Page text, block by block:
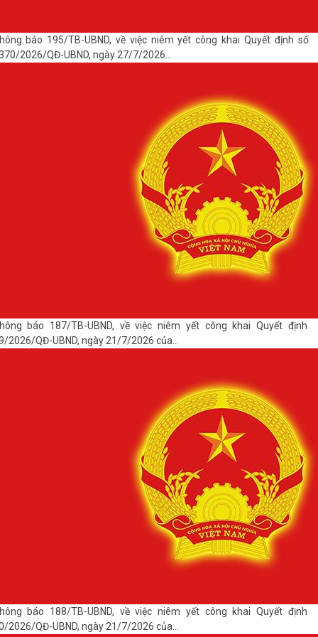
báo 195/TB-UBND, về việc niêm yết công khai Quyết định số
2026/QĐ-UBND, ngày 27/7/2026...
báo 187/TB-UBND, về việc niêm yết công khai Quyết định
2026/QĐ-UBND, ngày 21/7/2026 của...
báo 188/TB-UBND, về việc niêm yết công khai Quyết định
2026/QĐ-UBND, ngày 21/7/2026 của...